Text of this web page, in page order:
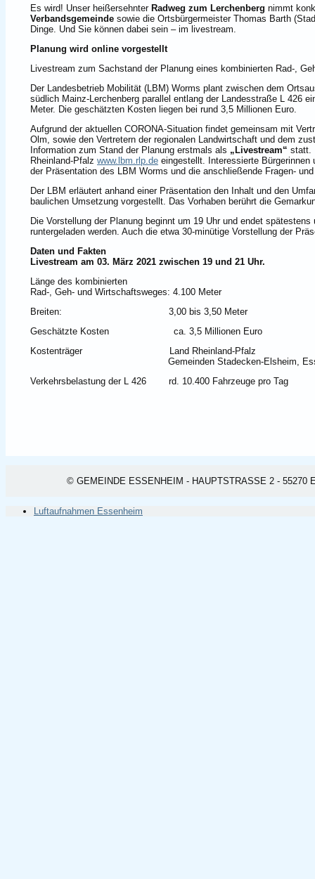
Es wird! Unser heißersehnter Radweg zum Lerchenberg nimmt
Verbandsgemeinde sowie die Ortsbürgermeister Thomas Barth
Dinge. Und Sie können dabei sein – im livestream.
Planung wird online vorgestellt
Livestream zum Sachstand der Planung eines kombinierten Rad-,
Der Landesbetrieb Mobilität (LBM) Worms plant zwischen dem
südlich Mainz-Lerchenberg parallel entlang der Landesstraße L 426
Meter. Die geschätzten Kosten liegen bei rund 3,5 Millionen Euro.
Aufgrund der aktuellen CORONA-Situation findet gemeinsam mit
Olm, sowie den Vertretern der regionalen Landwirtschaft und dem
Information zum Stand der Planung erstmals als „Livestream“ statt.
Rheinland-Pfalz www.lbm.rlp.de eingestellt. Interessierte Bürgerinnen
der Präsentation des LBM Worms und die anschließende Fragen-
Der LBM erläutert anhand einer Präsentation den Inhalt und den
baulichen Umsetzung vorgestellt. Das Vorhaben berührt die
Die Vorstellung der Planung beginnt um 19 Uhr und endet
runtergeladen werden. Auch die etwa 30-minütige Vorstellung der
Daten und Fakten
Livestream am 03. März 2021 zwischen 19 und 21 Uhr.
Länge des kombinierten
Rad-, Geh- und Wirtschaftsweges: 4.100 Meter
Breiten: 3,00 bis 3,50 Meter
Geschätzte Kosten ca. 3,5 Millionen Euro
Kostenträger Land Rheinland-Pfalz
Gemeinden Stadecken-Elsheim,
Verkehrsbelastung der L 426 rd. 10.400 Fahrzeuge pro Tag
© GEMEINDE ESSENHEIM - HAUPTSTRASSE 2 - 55270
Luftaufnahmen Essenheim